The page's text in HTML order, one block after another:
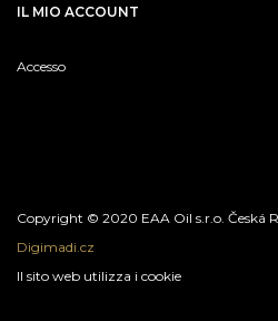
IL MIO ACCOUNT
Accesso
Copyright © 2020 EAA Oil s.r.o. Česká
Digimadi.cz
Il sito web utilizza i cookie